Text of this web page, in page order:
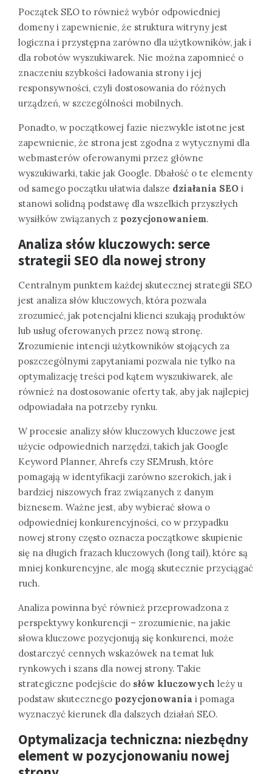
Początek SEO to również wybór odpowiedniej
domeny i zapewnienie, że struktura witryny jest
logiczna i przystępna zarówno dla użytkowników, jak i
dla robotów wyszukiwarek. Nie można zapomnieć o
znaczeniu szybkości ładowania strony i jej
responsywności, czyli dostosowania do różnych
urządzeń, w szczególności mobilnych.
Ponadto, w początkowej fazie niezwykle istotne jest
zapewnienie, że strona jest zgodna z wytycznymi dla
webmasterów oferowanymi przez główne
wyszukiwarki, takie jak Google. Dbałość o te elementy
od samego początku ułatwia dalsze działania SEO i
stanowi solidną podstawę dla wszelkich przyszłych
wysiłków związanych z pozycjonowaniem.
Analiza słów kluczowych: serce
strategii SEO dla nowej strony
Centralnym punktem każdej skutecznej strategii SEO
jest analiza słów kluczowych, która pozwala
zrozumieć, jak potencjalni klienci szukają produktów
lub usług oferowanych przez nową stronę.
Zrozumienie intencji użytkowników stojących za
poszczególnymi zapytaniami pozwala nie tylko na
optymalizację treści pod kątem wyszukiwarek, ale
również na dostosowanie oferty tak, aby jak najlepiej
odpowiadała na potrzeby rynku.
W procesie analizy słów kluczowych kluczowe jest
użycie odpowiednich narzędzi, takich jak Google
Keyword Planner, Ahrefs czy SEMrush, które
pomagają w identyfikacji zarówno szerokich, jak i
bardziej niszowych fraz związanych z danym
biznesem. Ważne jest, aby wybierać słowa o
odpowiedniej konkurencyjności, co w przypadku
nowej strony często oznacza początkowe skupienie
się na długich frazach kluczowych (long tail), które są
mniej konkurencyjne, ale mogą skutecznie przyciągać
ruch.
Analiza powinna być również przeprowadzona z
perspektywy konkurencji – zrozumienie, na jakie
słowa kluczowe pozycjonują się konkurenci, może
dostarczyć cennych wskazówek na temat luk
rynkowych i szans dla nowej strony. Takie
strategiczne podejście do słów kluczowych leży u
podstaw skutecznego pozycjonowania i pomaga
wyznaczyć kierunek dla dalszych działań SEO.
Optymalizacja techniczna: niezbędny
element w pozycjonowaniu nowej